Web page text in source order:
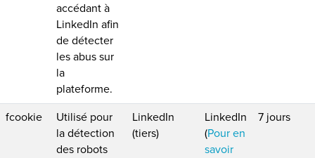
accédant à
LinkedIn afin
de détecter
les abus sur
la
plateforme.
fcookie
Utilisé pour
la détection
des robots
LinkedIn
(tiers)
LinkedIn
(Pour en
savoir
7 jours